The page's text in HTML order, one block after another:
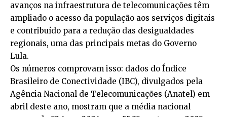
avanços na infraestrutura de telecomunicações têm
ampliado o acesso da população aos serviços digitais
e contribuído para a redução das desigualdades
regionais, uma das principais metas do Governo
Lula.
Os números comprovam isso: dados do Índice
Brasileiro de Conectividade (IBC), divulgados pela
Agência Nacional de Telecomunicações (Anatel) em
abril deste ano, mostram que a média nacional